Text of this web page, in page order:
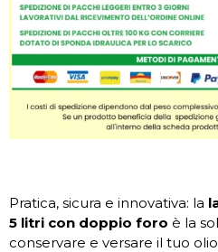
Pratica, sicura e innovativa: la
5 litri con doppio foro è la
conservare e versare il tuo